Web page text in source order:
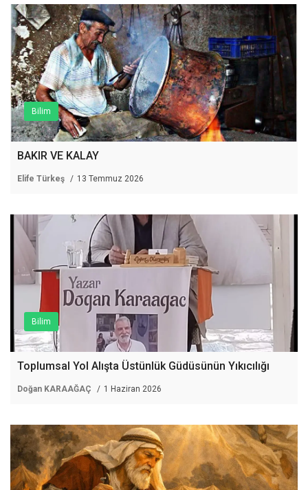
Bilim
BAKIR VE KALAY
Elife Türkeş 13 Temmuz 2026
Bilim
Toplumsal Yol Alışta Üstünlük Güdüsünün Yıkıcılığı
Doğan KARAAĞAÇ 1 Haziran 2026